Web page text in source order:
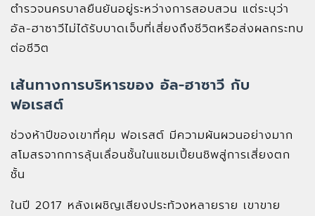
ตำรวจนครบาลยืนยันอยู่ระหว่างการสอบสวน แต่ระบุว่า
อัล-ฮาซาวีไม่ได้รับบาดเจ็บที่เสี่ยงถึงชีวิตหรือส่งผลกระทบ
ต่อชีวิต
เส้นทางการบริหารของ อัล-ฮาซาวี กับ
ฟอเรสต์
ช่วงห้าปีของเขาที่คุม ฟอเรสต์ มีความผันผวนอย่างมาก
สโมสรจากการลุ้นเลื่อนชั้นในแชมเปี้ยนชิพสู่การเสี่ยงตก
ชั้น
ในปี 2017 หลังเผชิญเสียงประท้วงหลายราย เขาขาย